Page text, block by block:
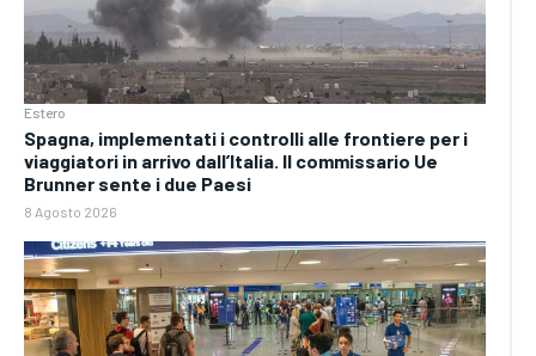
Estero
Spagna, implementati i controlli alle frontiere per i
viaggiatori in arrivo dall’Italia. Il commissario Ue
Brunner sente i due Paesi
8 Agosto 2026